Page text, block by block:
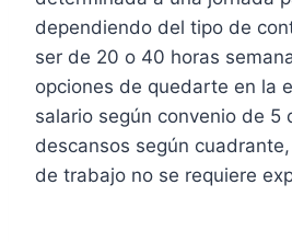
dependiendo del tipo de
ser de 20 o 40 horas
opciones de quedarte en la
salario según convenio de 5
descansos según
de trabajo no se requiere